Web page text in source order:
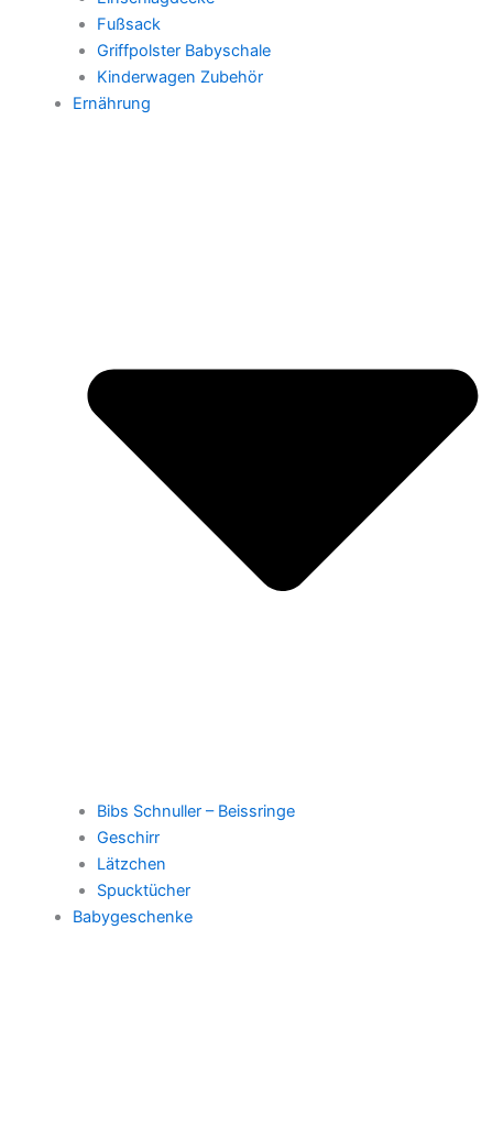
Fußsack
Griffpolster Babyschale
Kinderwagen Zubehör
Ernährung
Bibs Schnuller – Beissringe
Geschirr
Lätzchen
Spucktücher
Babygeschenke